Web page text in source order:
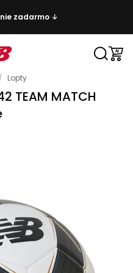
zadarmo ↓
/ Lopty
TEAM MATCH